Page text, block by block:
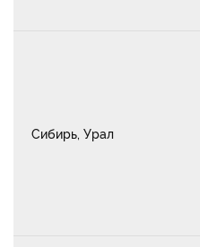
Сибирь, Урал